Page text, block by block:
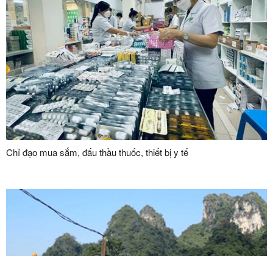
Chỉ đạo mua sắm, đấu thầu thuốc, thiết bị y tế